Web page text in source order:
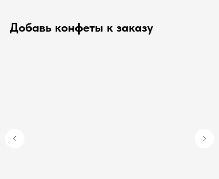
Добавь конфеты к заказу